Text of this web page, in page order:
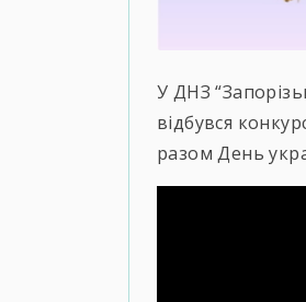
У ДНЗ
відбувся
разом День